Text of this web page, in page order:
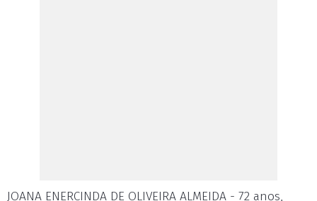
JOANA ENERCINDA DE OLIVEIRA ALMEIDA - 72 anos,